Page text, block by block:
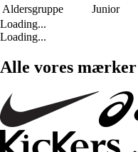
Aldersgruppe
Junior
Loading...
Loading...
Alle vores mærker